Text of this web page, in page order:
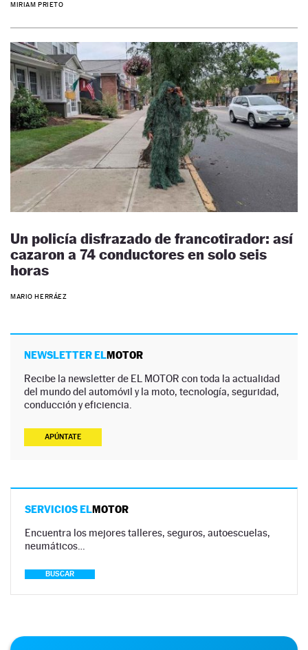
MIRIAM PRIETO
Un policía disfrazado de francotirador: así
cazaron a 74 conductores en solo seis
horas
MARIO HERRÁEZ
NEWSLETTER ELMOTOR
Recibe la newsletter de EL MOTOR con toda la actualidad
del mundo del automóvil y la moto, tecnología, seguridad,
conducción y eficiencia.
APÚNTATE
SERVICIOS ELMOTOR
Encuentra los mejores talleres, seguros, autoescuelas,
neumáticos…
BUSCAR